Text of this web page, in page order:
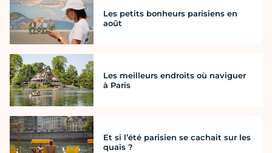
Les petits bonheurs parisiens en
août
Les meilleurs endroits où naviguer
à Paris
Et si l’été parisien se cachait sur les
quais ?